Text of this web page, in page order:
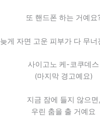
또 핸드폰 하는 거예요
늦게 자면 고운 피부가 다 무너
사이고노 케-코쿠데스
(마지막 경고예요)
지금 잠에 들지 않으면,
우린 춤을 출 거예요